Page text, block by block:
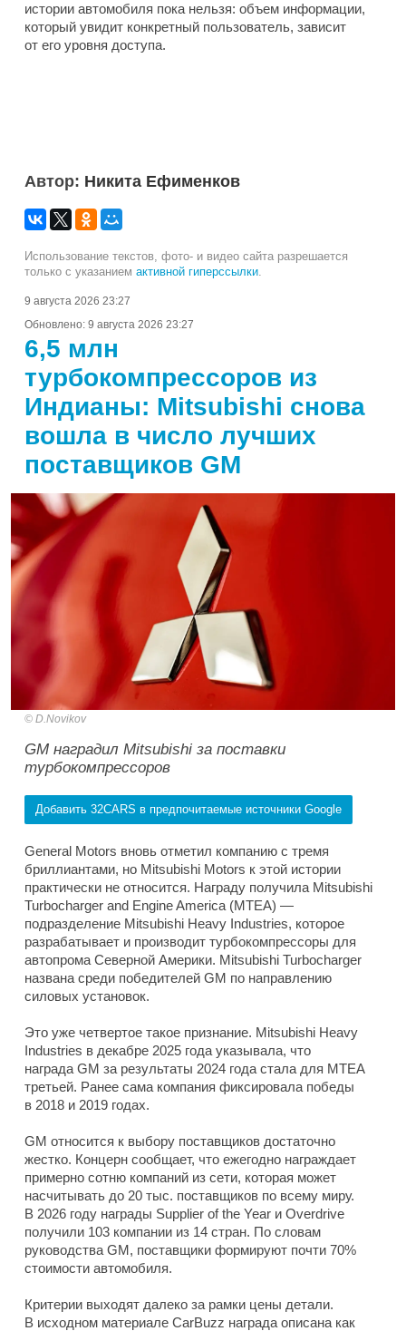
истории автомобиля пока нельзя: объем информации,
который увидит конкретный пользователь, зависит
от его уровня доступа.
Автор: Никита Ефименков
Использование текстов, фото- и видео сайта разрешается
только с указанием активной гиперссылки.
9 августа 2026 23:27
Обновлено: 9 августа 2026 23:27
6,5 млн
турбокомпрессоров из
Индианы: Mitsubishi снова
вошла в число лучших
поставщиков GM
D.Novikov
GM наградил Mitsubishi за поставки
турбокомпрессоров
Добавить 32CARS в предпочитаемые источники Google
General Motors вновь отметил компанию с тремя
бриллиантами, но Mitsubishi Motors к этой истории
практически не относится. Награду получила Mitsubishi
Turbocharger and Engine America (MTEA) —
подразделение Mitsubishi Heavy Industries, которое
разрабатывает и производит турбокомпрессоры для
автопрома Северной Америки. Mitsubishi Turbocharger
названа среди победителей GM по направлению
силовых установок.
Это уже четвертое такое признание. Mitsubishi Heavy
Industries в декабре 2025 года указывала, что
награда GM за результаты 2024 года стала для MTEA
третьей. Ранее сама компания фиксировала победы
в 2018 и 2019 годах.
GM относится к выбору поставщиков достаточно
жестко. Концерн сообщает, что ежегодно награждает
примерно сотню компаний из сети, которая может
насчитывать до 20 тыс. поставщиков по всему миру.
В 2026 году награды Supplier of the Year и Overdrive
получили 103 компании из 14 стран. По словам
руководства GM, поставщики формируют почти 70%
стоимости автомобиля.
Критерии выходят далеко за рамки цены детали.
В исходном материале CarBuzz награда описана как